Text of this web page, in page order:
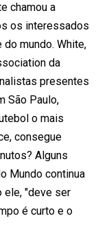
chamou a
os interessados
mundo. White,
da
presentes
São Paulo,
o mais
consegue
Alguns
Mundo continua
ele, "deve ser
é curto e o